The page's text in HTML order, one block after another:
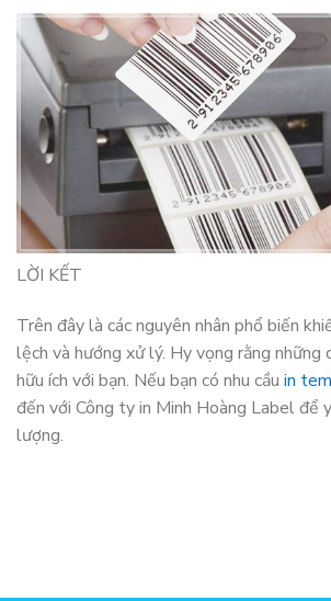
LỜI KẾT
Trên đây là các nguyên nhân phổ biến
lệch và hướng xử lý. Hy vọng rằng những
hữu ích với bạn. Nếu bạn có nhu cầu in
đến với Công ty in Minh Hoàng Label để
lượng.